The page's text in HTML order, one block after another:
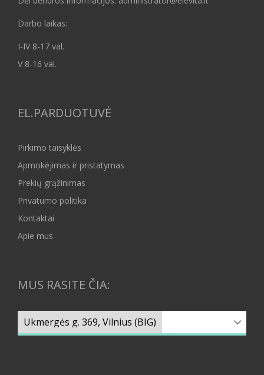
Darbo laikas:
I-IV 8-17 val.
V 8-16 val.
EL.PARDUOTUVĖ
Pirkimo taisyklės
Apmokėjimas ir pristatymas
Prekių grąžinimas
Privatumo politika
Kontaktai
Apie mus
MUS RASITE ČIA: